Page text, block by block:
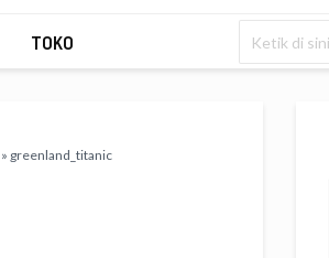
TOKO
» greenland_titanic